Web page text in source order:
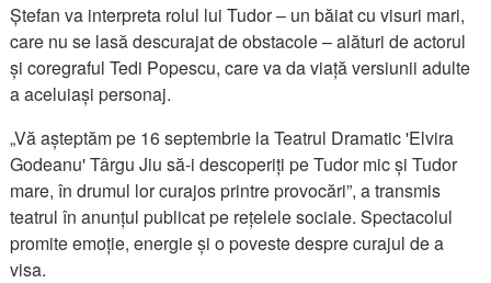
Ștefan va interpreta rolul lui Tudor – un băiat cu visuri mari,
care nu se lasă descurajat de obstacole – alături de actorul
și coregraful Tedi Popescu, care va da viață versiunii adulte
a aceluiași personaj.
„Vă așteptăm pe 16 septembrie la Teatrul Dramatic 'Elvira
Godeanu' Târgu Jiu să-i descoperiți pe Tudor mic și Tudor
mare, în drumul lor curajos printre provocări”, a transmis
teatrul în anunțul publicat pe rețelele sociale. Spectacolul
promite emoție, energie și o poveste despre curajul de a
visa.